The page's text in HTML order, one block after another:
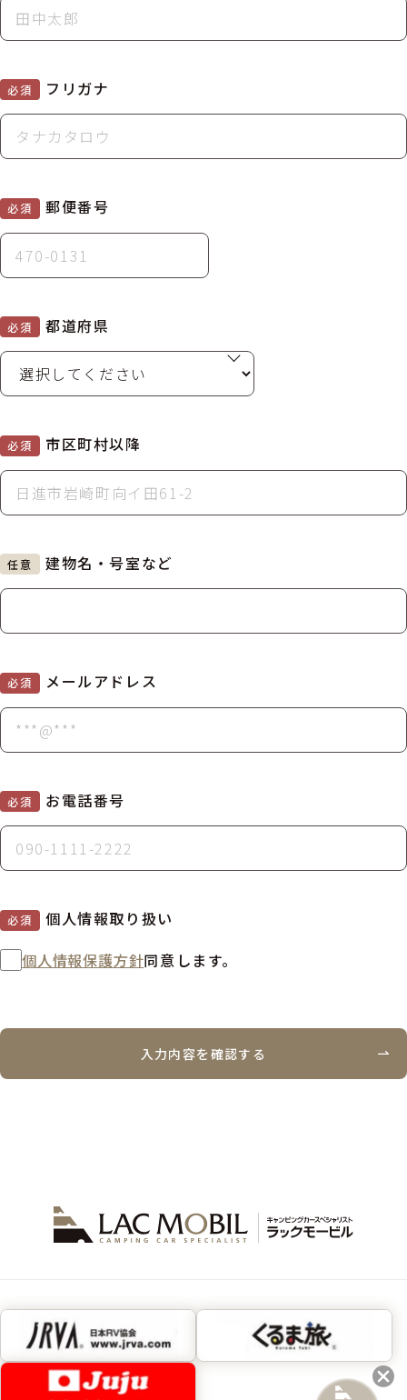
必須 フリガナ
必須 郵便番号
必須 都道府県
必須 市区町村以降
任意 建物名・号室など
必須 メールアドレス
必須 お電話番号
必須
個人情報取り扱い
個人情報保護方針同意します。
入力内容を確認する